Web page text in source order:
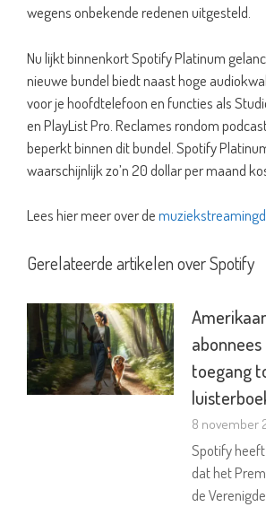
wegens onbekende redenen uitgesteld.
Nu lijkt binnenkort Spotify Platinum
nieuwe bundel biedt naast hoge
voor je hoofdtelefoon en functies als
en PlayList Pro. Reclames rondom
beperkt binnen dit bundel. Spotify
waarschijnlijk zo’n 20 dollar per maand
Lees hier meer over de
Gerelateerde artikelen over Spotify
toegang
8 november
Spotify
dat het
de